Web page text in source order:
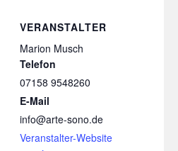
VERANSTALTER
Marion Musch
Telefon
07158 9548260
E-Mail
info@arte-sono.de
Veranstalter-Website